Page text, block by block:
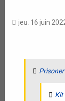
jeu. 16 juin
Prisoner
Kit